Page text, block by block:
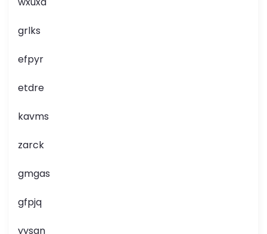
grlks
efpyr
etdre
kavms
zarck
gmgas
gfpjq
yysan